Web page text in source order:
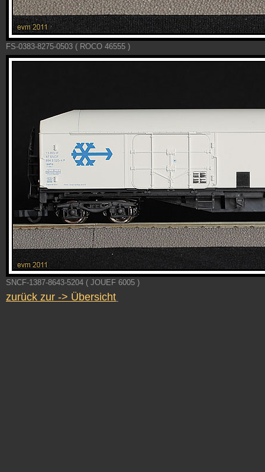
FS-0383-8275-0503 ( ROCO 46555 )
SNCF-1387-8643-5204 ( JOUEF 6005 )
zurück zur -> Übersicht